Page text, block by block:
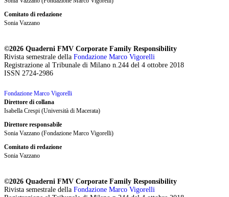
Comitato di redazione
Sonia Vazzano
©2026 Quaderni FMV Corporate Family Responsibility
Rivista semestrale della Fondazione Marco Vigorelli
Registrazione al Tribunale di Milano n.244 del 4 ottobre 2018
ISSN 2724-2986
Fondazione Marco Vigorelli
Direttore di collana
Isabella Crespi (Università di Macerata)
Direttore responsabile
Sonia Vazzano (Fondazione Marco Vigorelli)
Comitato di redazione
Sonia Vazzano
©2026 Quaderni FMV Corporate Family Responsibility
Rivista semestrale della Fondazione Marco Vigorelli